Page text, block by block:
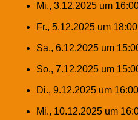
Mi., 3.12.2025 um
Fr., 5.12.2025 um
Sa., 6.12.2025 um
So., 7.12.2025 um
Di., 9.12.2025 um
Mi., 10.12.2025 um